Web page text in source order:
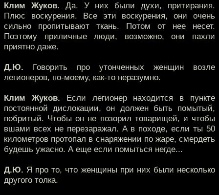
Клим Жуков. Да. У них были духи, притирания.
Плюс воскурения. Все эти воскурения, они очень
сильно пропитывают ткань. Потом от нее несет.
Поэтому приличные люди, возможно, они пахли
приятно даже.
Д.Ю. Говорить про утонченных женщин возле
легионеров, по-моему, как-то неразумно.
Клим Жуков. Если легионер находится в пункте
постоянной дислокации, он должен быть помытый,
побритый. Чтобы он не позорил товарищей, и чтобы
вшами всех не перезаражал. А в походе, если ты 50
километров протопал в снаряжении по жаре, смердеть
будешь ужасно. А еще если помыться негде...
Д.Ю. Я про то, что женщины при них были несколько
другого толка.